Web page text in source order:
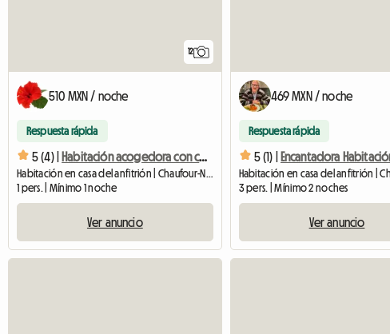
12
510 MXN / noche
Respuesta rápida
5 (4) | Habitación acogedora con cama de 90 cm, a 6 km de la Universidad de Le Mans
Habitación en casa del anfitrión | Chaufour-Notre-Dame (72550) | 15 M2
1 pers. | Mínimo 1 noche
Ver anuncio
469 MXN / noche
Respuesta rápida
5 (1) |
3 pers. | Mínimo 2 noches
Ver anuncio